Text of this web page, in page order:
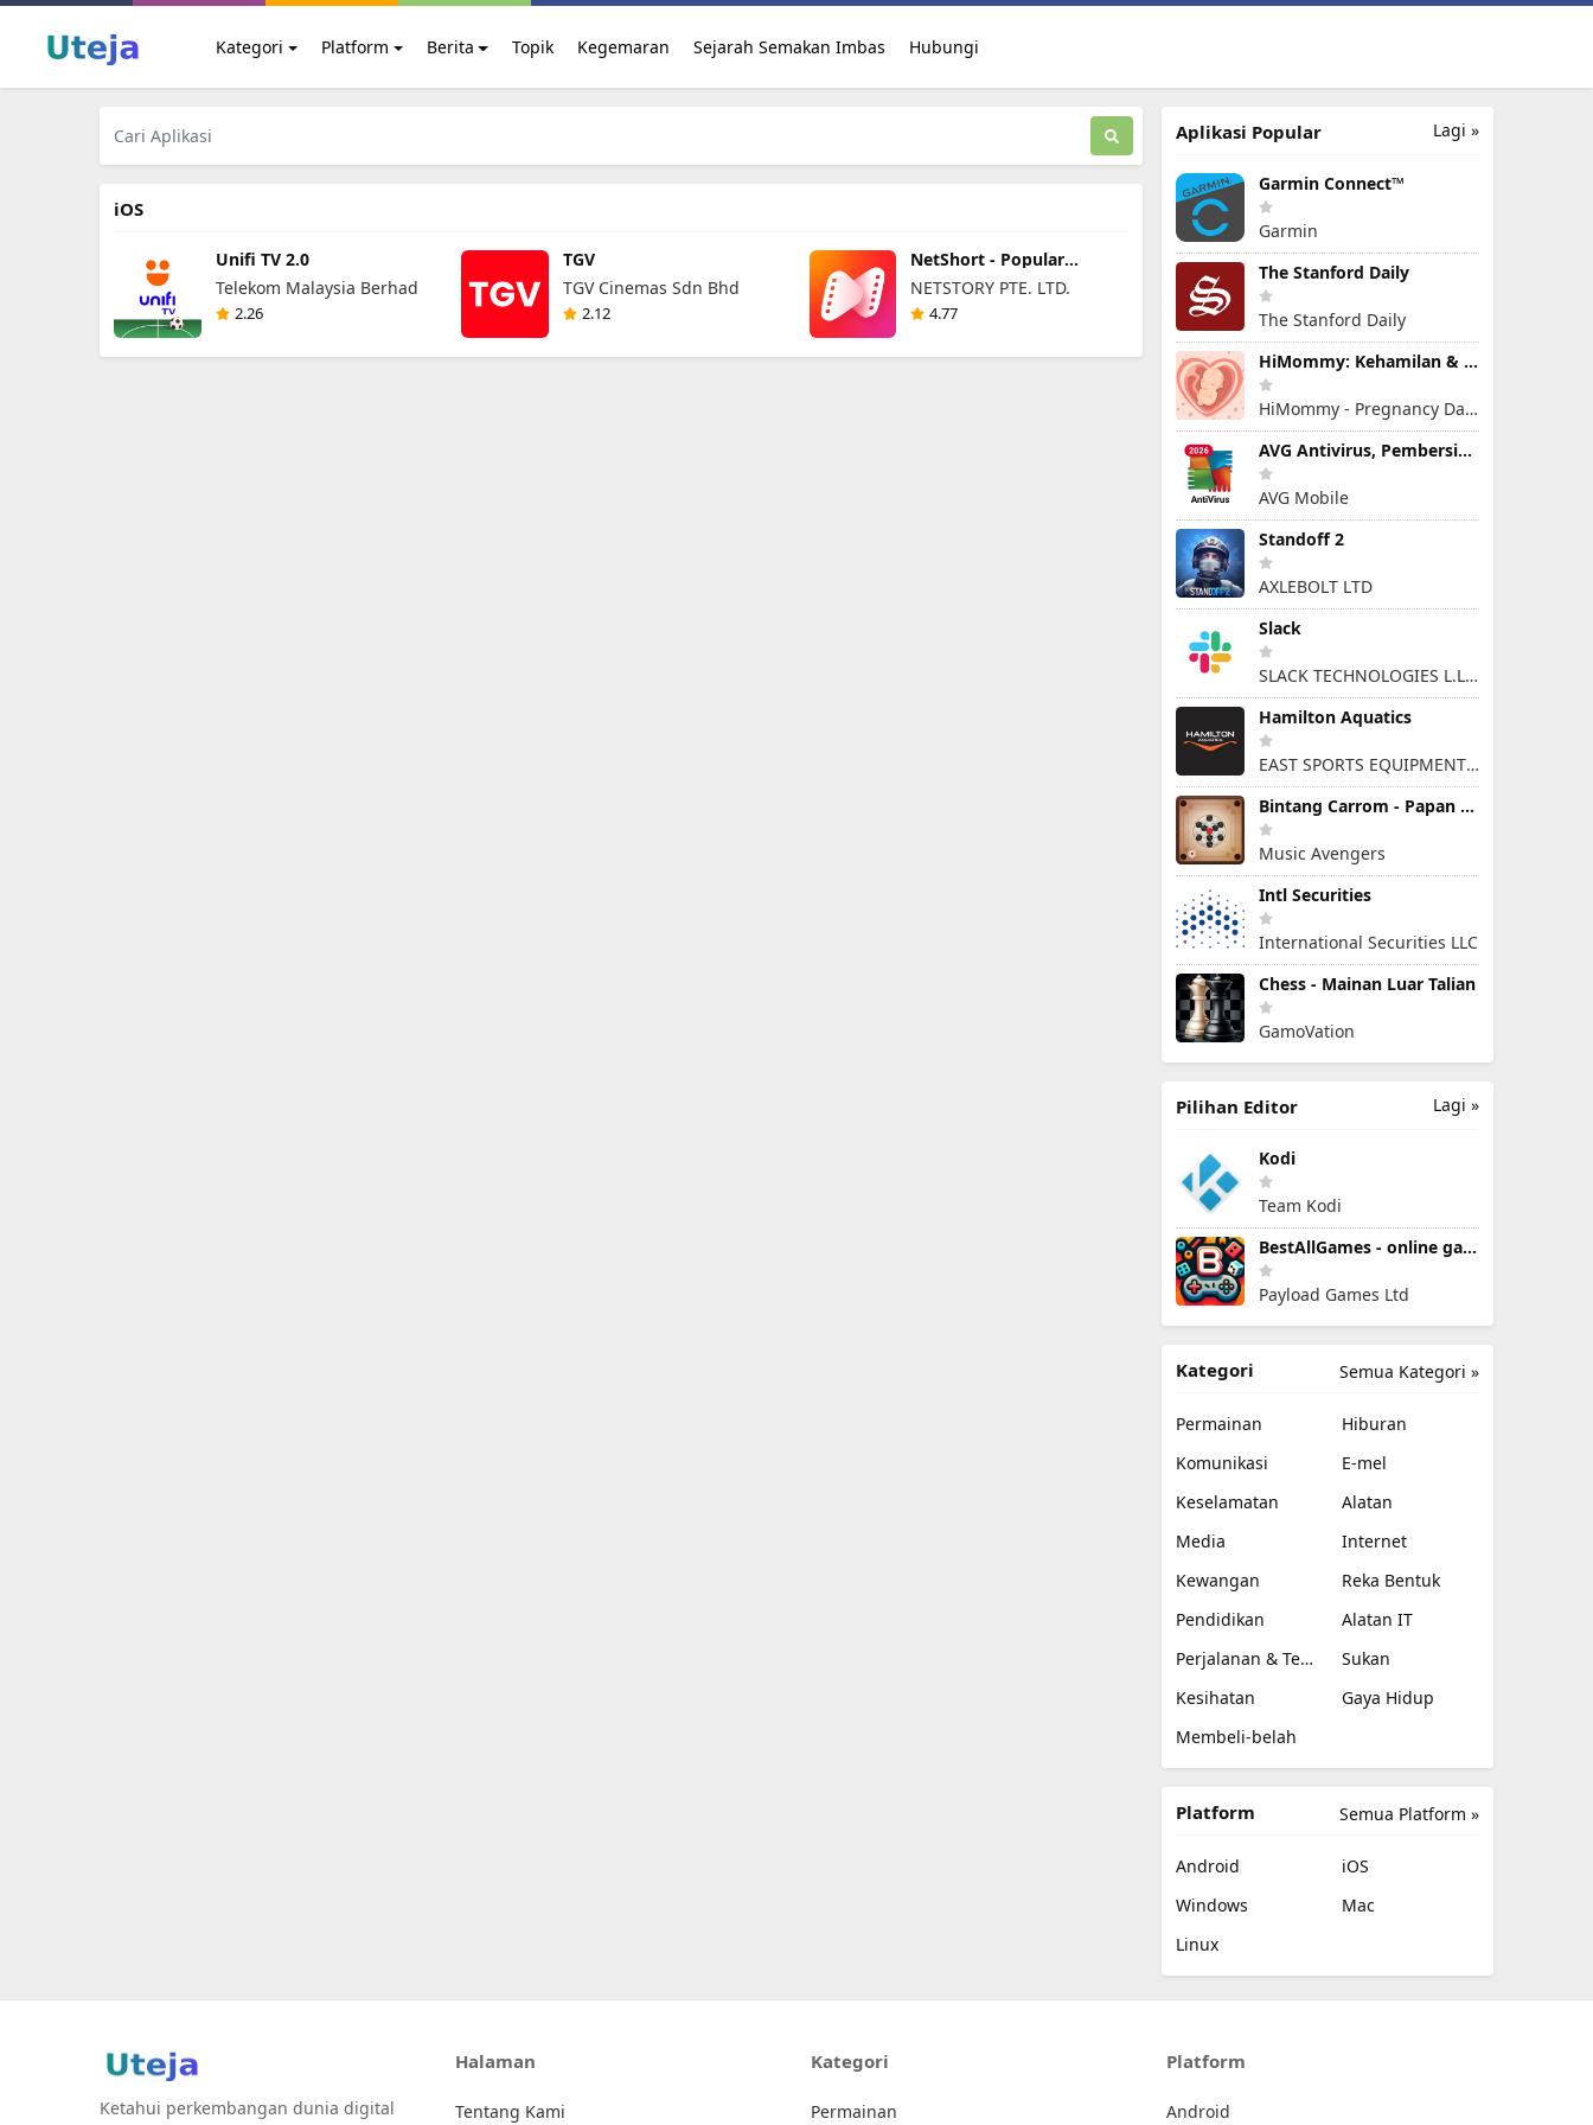
Kategori Platform Berita Topik Kegemaran Sejarah Semakan Imbas Hubungi
iOS
Unifi TV 2.0
Telekom Malaysia Berhad
2.26
TGV
TGV Cinemas Sdn Bhd
2.12
NetShort - Popular
Dramas & TV
NETSTORY PTE. LTD.
4.77
Lagi »
Aplikasi Popular
Garmin Connect™
Garmin
The Stanford Daily
The Stanford Daily
HiMommy: Kehamilan & kesuburan
HiMommy - Pregnancy Day By Day - Expecting Baby
AVG Antivirus, Pembersih Virus
AVG Mobile
Standoff 2
AXLEBOLT LTD
Slack
SLACK TECHNOLOGIES L.L.C.
Hamilton Aquatics
EAST SPORTS EQUIPMENT ARTICLES & SERVICES L.L.C
Bintang Carrom - Papan Cakera
Music Avengers
Intl Securities
International Securities LLC
Chess - Mainan Luar Talian
GamoVation
Lagi »
Pilihan Editor
Kodi
Team Kodi
BestAllGames - online games
Payload Games Ltd
Semua Kategori »
Kategori
Permainan
Hiburan
Komunikasi
E-mel
Keselamatan
Alatan
Media
Internet
Kewangan
Reka Bentuk
Pendidikan
Alatan IT
Perjalanan & Tempatan
Sukan
Kesihatan
Gaya Hidup
Membeli-belah
Semua Platform »
Platform
Android
iOS
Windows
Mac
Linux
Ketahui perkembangan dunia digital
Halaman
Tentang Kami
Kategori
Permainan
Platform
Android